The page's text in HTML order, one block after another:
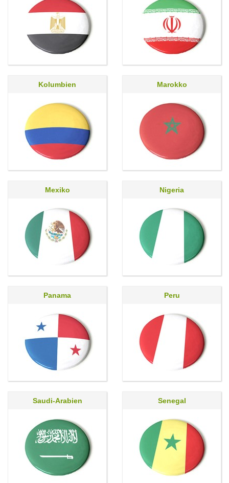
Kolumbien Marokko
Mexiko Nigeria
Panama Peru
Saudi-Arabien Senegal